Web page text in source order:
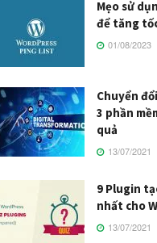
Mẹo sử
để tăng
01/08/2023
Chuyển
3 phần
quả
13/07/2021
9 Plugin
nhất cho
13/07/2021